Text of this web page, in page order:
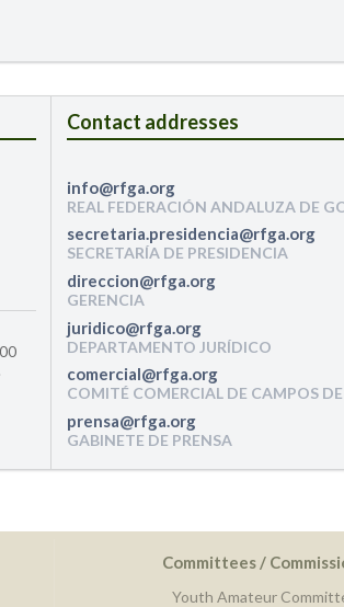
Contact addresses
REAL FEDERACIÓN ANDALUZA DE
SECRETARÍA DE PRESIDENCIA
GERENCIA
DEPARTAMENTO JURÍDICO
COMITÉ COMERCIAL DE CAMPOS
GABINETE DE PRENSA
Committees /
Youth Amateur